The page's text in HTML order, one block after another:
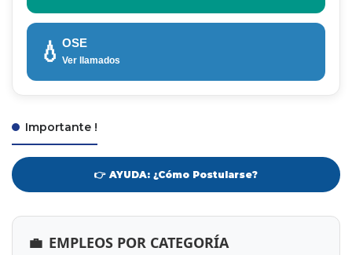
💧 OSE
Ver llamados
Importante !
👉 AYUDA: ¿Cómo Postularse?
💼 EMPLEOS POR CATEGORÍA